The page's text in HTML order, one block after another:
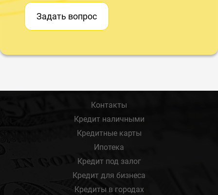
Задать вопрос
Контакты
Кредит наличными
Кредитные карты
Ипотека
Кредит под залог
Кредит для бизнеса
Кредиты в городах